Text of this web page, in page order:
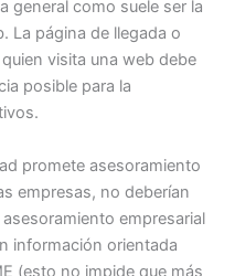
general como suele ser la
La página de llegada o
visita una web debe
posible para la
promete asesoramiento
empresas, no deberían
empresarial
información orientada